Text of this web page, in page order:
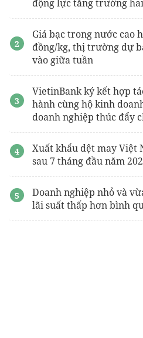
động lực tăng trưởng
Giá bạc trong nước cao
đồng/kg, thị trường dự
vào giữa tuần
VietinBank ký kết hợp
hành cùng hộ kinh
doanh nghiệp thúc đẩy
Xuất khẩu dệt may Việt
sau 7 tháng đầu năm
Doanh nghiệp nhỏ và
lãi suất thấp hơn bình